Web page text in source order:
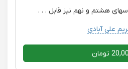
هشتم و نهم نیز قابل . . .
علی آبادی
تومان